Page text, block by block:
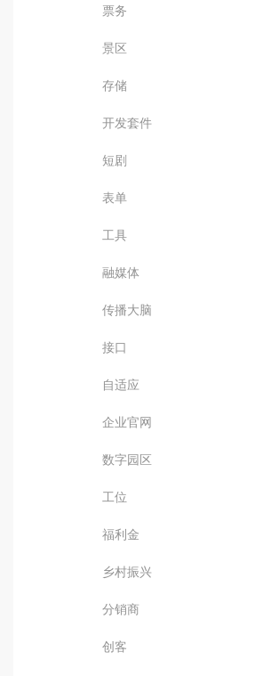
票务
景区
存储
开发套件
短剧
表单
工具
融媒体
传播大脑
接口
自适应
企业官网
数字园区
工位
福利金
乡村振兴
分销商
创客